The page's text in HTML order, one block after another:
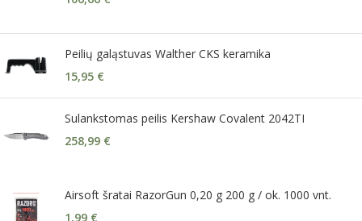
Peilių galąstuvas Walther CKS keramika
15,95 €
Sulankstomas peilis Kershaw Covalent 2042TI
258,99 €
Airsoft šratai RazorGun 0,20 g 200 g / ok. 1000 vnt.
1,99 €